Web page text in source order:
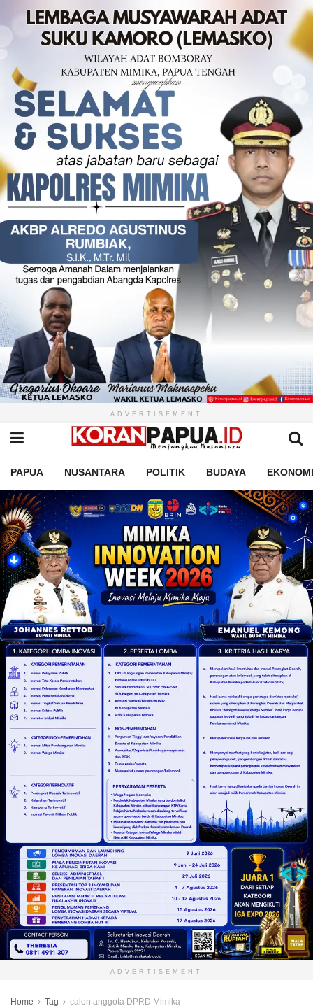
ADVERTISEMENT
PAPUA NUSANTARA POLITIK BUDAYA EKONOMI
ADVERTISEMENT
Home Tag calon anggota DPRD Mimika